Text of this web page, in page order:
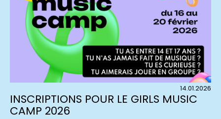
14.01.2026
INSCRIPTIONS POUR LE GIRLS MUSIC
CAMP 2026